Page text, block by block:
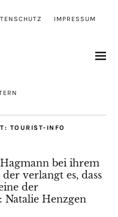
IMPRESSUM
TOURIST-INFO